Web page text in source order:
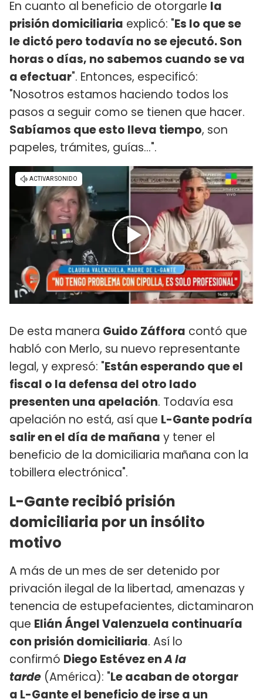
En cuanto al beneficio de otorgarle la
prisión domiciliaria explicó: "Es lo que se
le dictó pero todavía no se ejecutó. Son
horas o días, no sabemos cuando se va
a efectuar". Entonces, especificó:
"Nosotros estamos haciendo todos los
pasos a seguir como se tienen que hacer.
Sabíamos que esto lleva tiempo, son
papeles, trámites, guías...".
De esta manera Guido Záffora contó que
habló con Merlo, su nuevo representante
legal, y expresó: "Están esperando que el
fiscal o la defensa del otro lado
presenten una apelación. Todavía esa
apelación no está, así que L-Gante podría
salir en el día de mañana y tener el
beneficio de la domiciliaria mañana con la
tobillera electrónica".
L-Gante recibió prisión
domiciliaria por un insólito
motivo
A más de un mes de ser detenido por
privación ilegal de la libertad, amenazas y
tenencia de estupefacientes, dictaminaron
que Elián Ángel Valenzuela continuaría
con prisión domiciliaria. Así lo
confirmó Diego Estévez enA la
tarde (América): "Le acaban de otorgar
a L-Gante el beneficio de irse a un